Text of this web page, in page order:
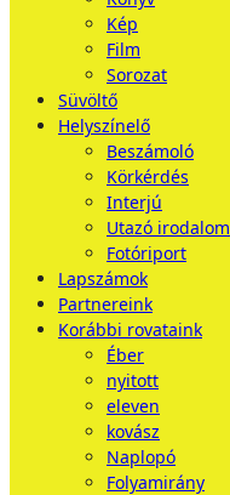
Kép
Film
Sorozat
Süvöltő
Helyszínelő
Beszámoló
Körkérdés
Interjú
Utazó irodalom
Fotóriport
Lapszámok
Partnereink
Korábbi rovataink
Éber
nyitott
eleven
kovász
Naplopó
Folyamirány